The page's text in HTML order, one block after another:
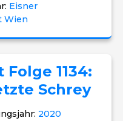
Eisner
Wien
Folge 1134:
Schrey
2020